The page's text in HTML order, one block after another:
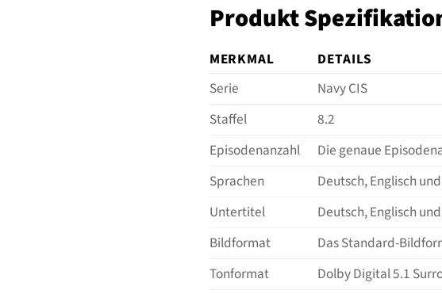
Produkt
MERKMAL
DETAILS
Serie
Navy CIS
Staffel
8.2
Episodenanzahl
Die genaue
Sprachen
Deutsch, Englisch
Untertitel
Deutsch, Englisch
Bildformat
Das Standard-
Tonformat
Dolby Digital 5.1